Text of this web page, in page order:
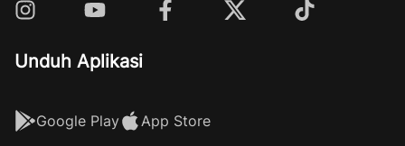
Unduh Aplikasi
Google Play App Store